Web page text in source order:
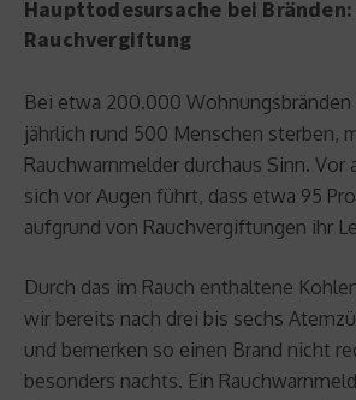
Haupttodesursache bei Bränden:
Rauchvergiftung
Bei etwa 200.000 Wohnungsbränden
jährlich rund 500 Menschen sterben,
Rauchwarnmelder durchaus Sinn. Vor
sich vor Augen führt, dass etwa 95
aufgrund von Rauchvergiftungen ihr
Durch das im Rauch enthaltene
wir bereits nach drei bis sechs
und bemerken so einen Brand nicht
besonders nachts. Ein